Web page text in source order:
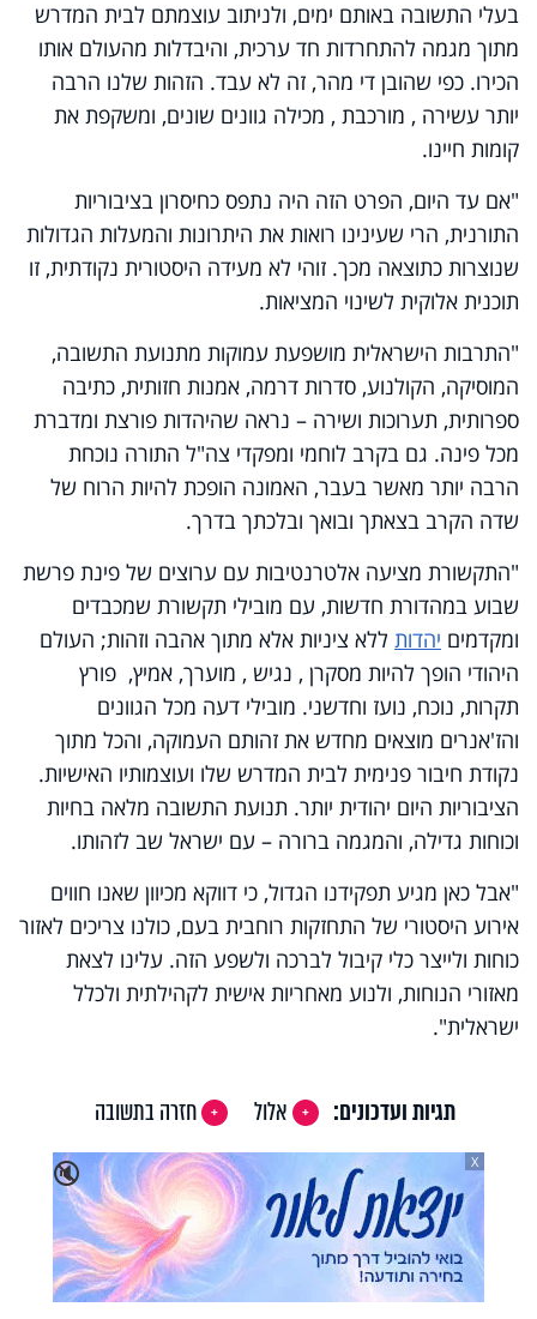
בעלי התשובה באותם ימים, ולניתוב עוצמתם לבית המדרש
מתוך מגמה להתחרדות חד ערכית, והיבדלות מהעולם אותו
הכירו. כפי שהובן די מהר, זה לא עבד. הזהות שלנו הרבה
יותר עשירה , מורכבת , מכילה גוונים שונים, ומשקפת את
קומות חיינו.
"אם עד היום, הפרט הזה היה נתפס כחיסרון בציבוריות
התורנית, הרי שעינינו רואות את היתרונות והמעלות הגדולות
שנוצרות כתוצאה מכך. זוהי לא מעידה היסטורית נקודתית, זו
תוכנית אלוקית לשינוי המציאות.
"התרבות הישראלית מושפעת עמוקות מתנועת התשובה,
המוסיקה, הקולנוע, סדרות דרמה, אמנות חזותית, כתיבה
ספרותית, תערוכות ושירה – נראה שהיהדות פורצת ומדברת
מכל פינה. גם בקרב לוחמי ומפקדי צה"ל התורה נוכחת
הרבה יותר מאשר בעבר, האמונה הופכת להיות הרוח של
שדה הקרב בצאתך ובואך ובלכתך בדרך.
"התקשורת מציעה אלטרנטיבות עם ערוצים של פינת פרשת
שבוע במהדורת חדשות, עם מובילי תקשורת שמכבדים
ומקדמים יהדות ללא ציניות אלא מתוך אהבה וזהות; העולם
היהודי הופך להיות מסקרן , נגיש , מוערך, אמיץ, פורץ
תקרות, נוכח, נועז וחדשני. מובילי דעה מכל הגוונים
והז'אנרים מוצאים מחדש את זהותם העמוקה, והכל מתוך
נקודת חיבור פנימית לבית המדרש שלו ועוצמותיו האישיות.
הציבוריות היום יהודית יותר. תנועת התשובה מלאה בחיות
וכוחות גדילה, והמגמה ברורה – עם ישראל שב לזהותו.
"אבל כאן מגיע תפקידנו הגדול, כי דווקא מכיוון שאנו חווים
אירוע היסטורי של התחזקות רוחבית בעם, כולנו צריכים לאזור
כוחות ולייצר כלי קיבול לברכה ולשפע הזה. עלינו לצאת
מאזורי הנוחות, ולנוע מאחריות אישית לקהילתית ולכלל
ישראלית".
תגיות ועדכונים: אלול
חזרה בתשובה
🔇
X